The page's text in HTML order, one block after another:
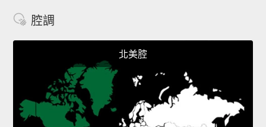
腔調
北美腔